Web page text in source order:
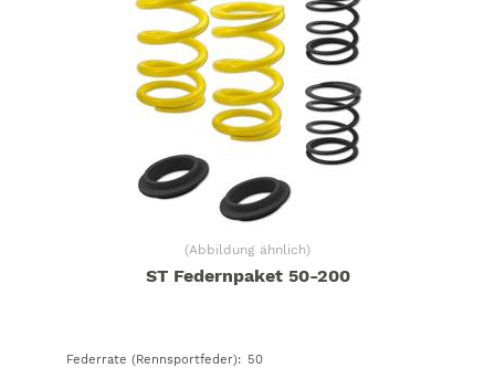
(Abbildung ähnlich)
ST Federnpaket 50-200
Federrate (Rennsportfeder): 50